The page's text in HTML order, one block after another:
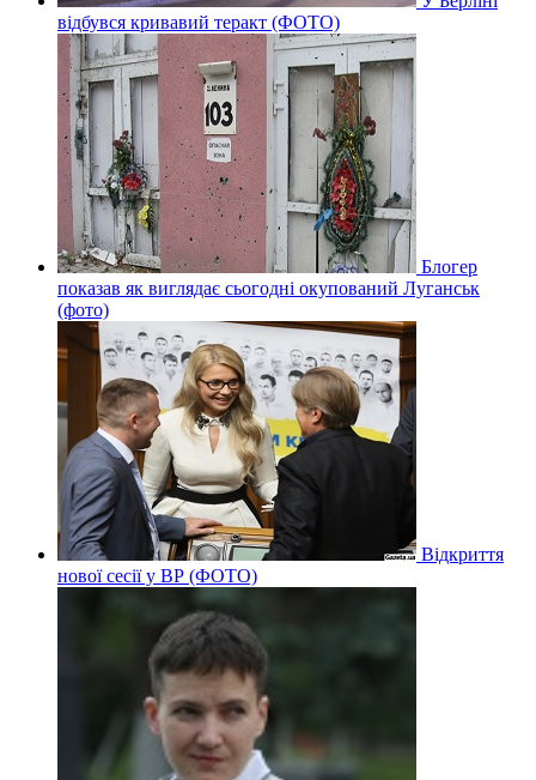
відбувся кривавий теракт (ФОТО)
Блогер
показав як виглядає сьогодні окупований Луганськ
(фото)
Відкриття
нової сесії у ВР (ФОТО)